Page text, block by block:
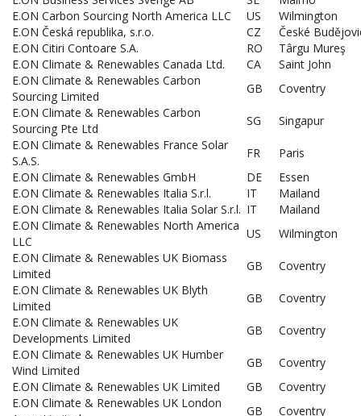
E.ON Carbon Sourcing North America LLC
US
Wilmington
E.ON Česká republika, s.r.o.
CZ
České
E.ON Citiri Contoare S.A.
RO
Târgu Mureş
E.ON Climate & Renewables Canada Ltd.
CA
Saint John
E.ON Climate & Renewables Carbon
Sourcing Limited
GB
Coventry
E.ON Climate & Renewables Carbon
Sourcing Pte Ltd
SG
Singapur
E.ON Climate & Renewables France Solar
S.A.S.
FR
Paris
E.ON Climate & Renewables GmbH
DE
Essen
E.ON Climate & Renewables Italia S.r.l.
IT
Mailand
E.ON Climate & Renewables Italia Solar S.r.l. IT
Mailand
E.ON Climate & Renewables North America
LLC
US
Wilmington
E.ON Climate & Renewables UK Biomass
Limited
GB
Coventry
E.ON Climate & Renewables UK Blyth
Limited
GB
Coventry
E.ON Climate & Renewables UK
Developments Limited
GB
Coventry
E.ON Climate & Renewables UK Humber
Wind Limited
GB
Coventry
E.ON Climate & Renewables UK Limited
GB
Coventry
E.ON Climate & Renewables UK London
GB
Coventry